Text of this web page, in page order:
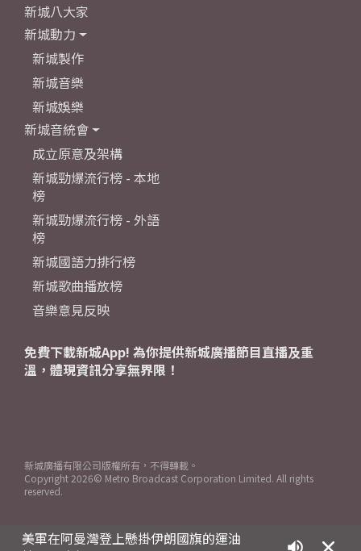
美軍在阿曼灣登上懸掛伊朗國旗的運油
新城八大家
新城動力
新城製作
新城音樂
新城娛樂
新城音統會
成立原意及架構
新城勁爆流行榜 - 本地
榜
新城勁爆流行榜 - 外語
榜
新城國語力排行榜
新城歌曲播放榜
音樂意見反映
免費下載新城App! 為你提供新城廣播節目直播及重
溫，體現資訊分享無界限！
新城廣播有限公司版權所有，不得轉載。
Copyright 2026© Metro Broadcast Corporation Limited. All rights
reserved.